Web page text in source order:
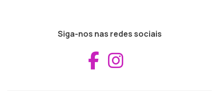
Siga-nos nas redes sociais
Aceder ao